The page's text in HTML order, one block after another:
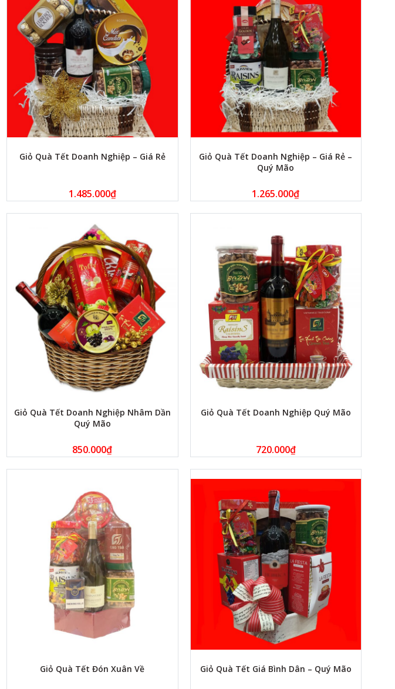
Giỏ Quà Tết Doanh Nghiệp – Giá Rẻ
1.485.000₫
Giỏ Quà Tết Doanh Nghiệp – Giá Rẻ –
Quý Mão
1.265.000₫
Giỏ Quà Tết Doanh Nghiệp Nhâm Dần
Quý Mão
850.000₫
Giỏ Quà Tết Doanh Nghiệp Quý Mão
720.000₫
Giỏ Quà Tết Đón Xuân Về Giỏ Quà Tết Giá Bình Dân – Quý Mão